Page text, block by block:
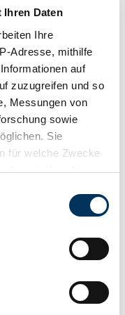
Daten
Ihre
Adresse, mithilfe
auf
zuzugreifen und so
Messungen von
sowie
Sie
für welche Zwecke
über die
Lage